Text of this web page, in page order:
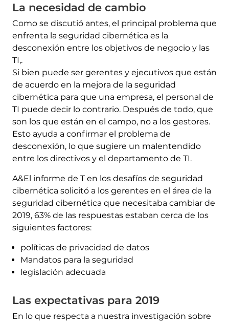
La necesidad de cambio
Como se discutió antes, el principal problema que
enfrenta la seguridad cibernética es la
desconexión entre los objetivos de negocio y las
TI,.
Si bien puede ser gerentes y ejecutivos que están
de acuerdo en la mejora de la seguridad
cibernética para que una empresa, el personal de
TI puede decir lo contrario. Después de todo, que
son los que están en el campo, no a los gestores.
Esto ayuda a confirmar el problema de
desconexión, lo que sugiere un malentendido
entre los directivos y el departamento de TI.
A&El informe de T en los desafíos de seguridad
cibernética solicitó a los gerentes en el área de la
seguridad cibernética que necesitaba cambiar de
2019, 63% de las respuestas estaban cerca de los
siguientes factores:
políticas de privacidad de datos
Mandatos para la seguridad
legislación adecuada
Las expectativas para 2019
En lo que respecta a nuestra investigación sobre